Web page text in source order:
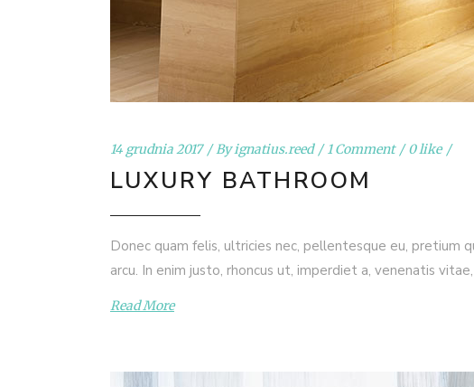
14 grudnia 2017 Byignatius.reed 1 Comment 0 like
LUXURY BATHROOM
Donec quam felis, ultricies nec, pellentesque eu, pretium
arcu. In enim justo, rhoncus ut, imperdiet a, venenatis
Read More